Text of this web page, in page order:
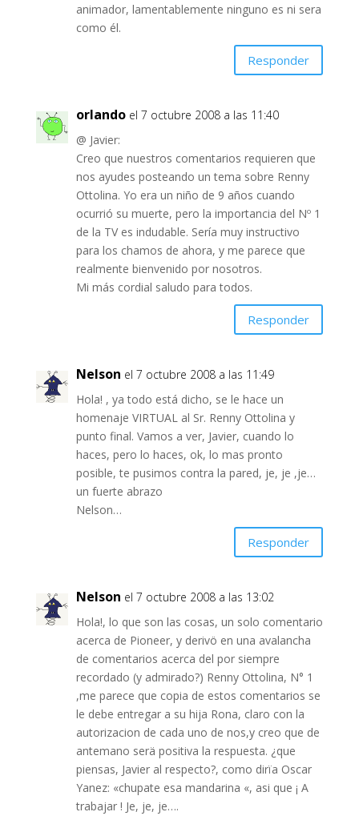
animador, lamentablemente ninguno es ni sera
como él.
Responder
orlando el 7 octubre 2008 a las 11:40
@ Javier:
Creo que nuestros comentarios requieren que
nos ayudes posteando un tema sobre Renny
Ottolina. Yo era un niño de 9 años cuando
ocurrió su muerte, pero la importancia del Nº 1
de la TV es indudable. Sería muy instructivo
para los chamos de ahora, y me parece que
realmente bienvenido por nosotros.
Mi más cordial saludo para todos.
Responder
Nelson el 7 octubre 2008 a las 11:49
Hola! , ya todo está dicho, se le hace un
homenaje VIRTUAL al Sr. Renny Ottolina y
punto final. Vamos a ver, Javier, cuando lo
haces, pero lo haces, ok, lo mas pronto
posible, te pusimos contra la pared, je, je ,je…
un fuerte abrazo
Nelson…
Responder
Nelson el 7 octubre 2008 a las 13:02
Hola!, lo que son las cosas, un solo comentario
acerca de Pioneer, y derivö en una avalancha
de comentarios acerca del por siempre
recordado (y admirado?) Renny Ottolina, N° 1
,me parece que copia de estos comentarios se
le debe entregar a su hija Rona, claro con la
autorizacion de cada uno de nos,y creo que de
antemano serä positiva la respuesta. ¿que
piensas, Javier al respecto?, como dirïa Oscar
Yanez: «chupate esa mandarina «, asi que ¡ A
trabajar ! Je, je, je….